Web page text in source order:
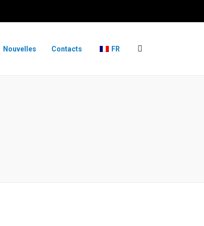
Nouvelles Contacts FR